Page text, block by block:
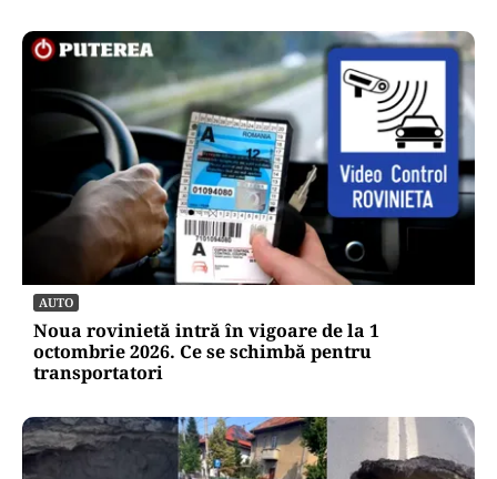
AUTO
Noua rovinietă intră în vigoare de la 1
octombrie 2026. Ce se schimbă pentru
transportatori